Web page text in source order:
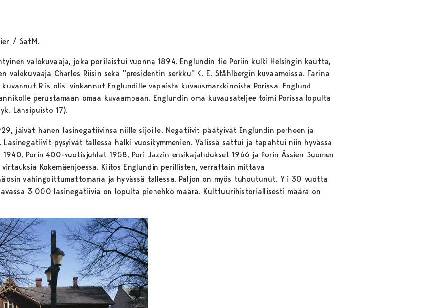
/ SatM.
valokuvaaja, joka porilaistui vuonna 1894. Englundin tie Poriin kulki Helsingin kautta,
valokuvaaja Charles Riisin sekä ”presidentin serkku” K. E. Ståhlbergin kuvaamoissa. Tarina
Riis olisi vinkannut Englundille vapaista kuvausmarkkinoista Porissa. Englund
perustamaan omaa kuvaamoaan. Englundin oma kuvausateljee toimi Porissa lopulta
Länsipuisto 17).
jäivät hänen lasinegatiivinsa niille sijoille. Negatiivit päätyivät Englundin perheen ja
pysyivät tallessa halki vuosikymmenien. Välissä sattui ja tapahtui niin hyvässä
Porin 400-vuotisjuhlat 1958, Pori Jazzin ensikajahdukset 1966 ja Porin Ässien Suomen
virtauksia Kokemäenjoessa. Kiitos Englundin perillisten, verrattain mittava
vahingoittumattomana ja hyvässä tallessa. Paljon on myös tuhoutunut. Yli 30 vuotta
3 000 lasinegatiivia on lopulta pienehkö määrä. Kulttuurihistoriallisesti määrä on